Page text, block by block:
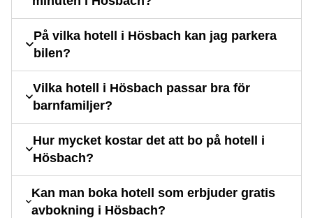
På vilka hotell i Hösbach kan jag parkera
bilen?
Vilka hotell i Hösbach passar bra för
barnfamiljer?
Hur mycket kostar det att bo på hotell i
Hösbach?
Kan man boka hotell som erbjuder gratis
avbokning i Hösbach?